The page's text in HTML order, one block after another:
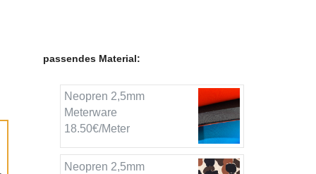
passendes Material:
Neopren 2,5mm
Meterware
18.50€/Meter
Neopren 2,5mm